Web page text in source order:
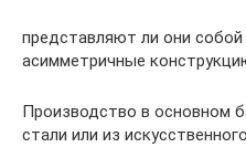
представляют ли они
асимметричные
Производство в основном
стали или из